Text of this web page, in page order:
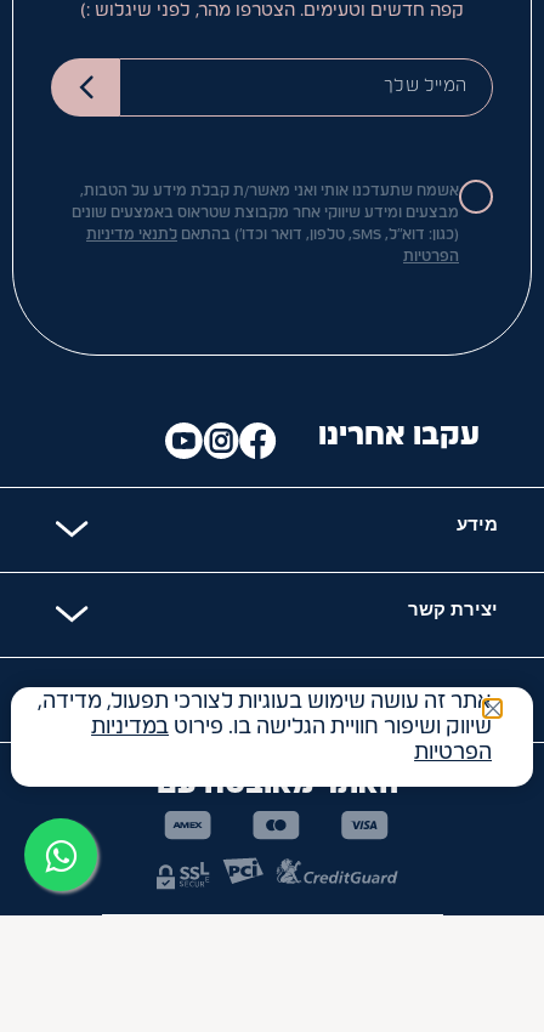
קפה חדשים וטעימים. הצטרפו מהר, לפני שיגלוש :)
המייל שלך
אשמח שתעדכנו אותי ואני מאשר/ת קבלת מידע על הטבות,
מבצעים ומידע שיווקי אחר מקבוצת שטראוס באמצעים שונים
(כגון: דוא"ל, SMS, טלפון, דואר וכדו') בהתאם
לתנאי מדיניות
הפרטיות
מידע
יצירת קשר
קטגוריות
עקבו אחרינו
האתר מאובטח עם
אתר זה עושה שימוש בעוגיות לצורכי תפעול, מדידה,
שיווק ושיפור חוויית הגלישה בו. פירוט במדיניות
הפרטיות